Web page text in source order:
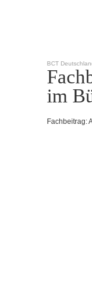
BCT
im
Fachbeitrag: